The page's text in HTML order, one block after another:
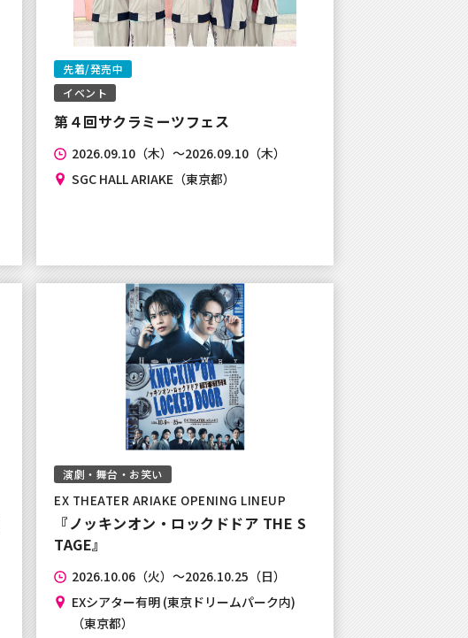
先着/発売中
イベント
第４回サクラミーツフェス
2026.09.10（木）～2026.09.10（木）
SGC HALL ARIAKE（東京都）
演劇・舞台・お笑い
EX THEATER ARIAKE OPENING LINEUP
『ノッキンオン・ロックドドア THE S
TAGE』
2026.10.06（火）～2026.10.25（日）
EXシアター有明 (東京ドリームパーク内)
（東京都）